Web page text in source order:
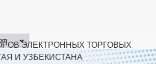
ЭЛЕКТРОННЫХ ТОРГОВЫХ
И УЗБЕКИСТАНА